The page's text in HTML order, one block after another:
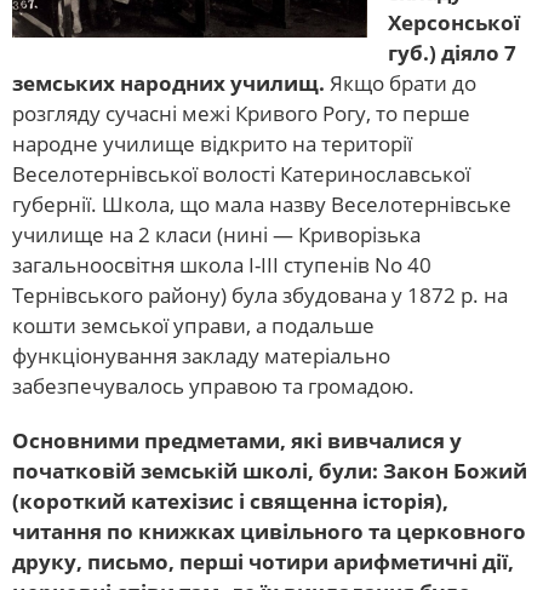
Херсонської
губ.) діяло 7
земських народних училищ. Якщо брати до
розгляду сучасні межі Кривого Рогу, то перше
народне училище відкрито на території
Веселотернівської волості Катеринославської
губернії. Школа, що мала назву Веселотернівське
училище на 2 класи (нині — Криворізька
загальноосвітня школа І-ІІІ ступенів No 40
Тернівського району) була збудована у 1872 р. на
кошти земської управи, а подальше
функціонування закладу матеріально
забезпечувалось управою та громадою.
Основними предметами, які вивчалися у
початковій земській школі, були: Закон Божий
(короткий катехізис і священна історія),
читання по книжках цивільного та церковного
друку, письмо, перші чотири арифметичні дії,